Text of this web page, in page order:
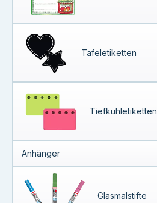
Tafeletiketten
Tiefkühletiketten
Anhänger
Glasmalstifte